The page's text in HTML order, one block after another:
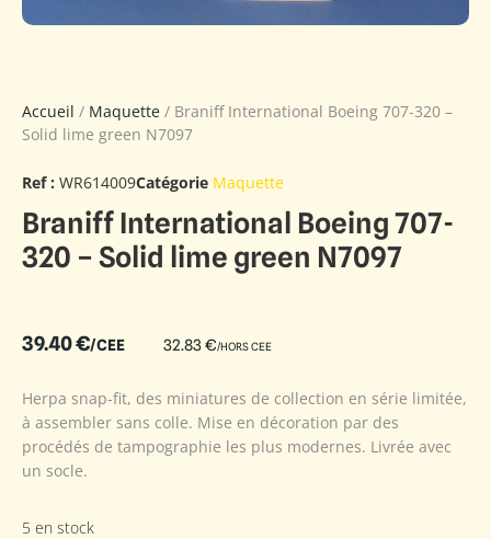
Accueil / Maquette / Braniff International Boeing 707-320 –
Solid lime green N7097
Ref : WR614009Catégorie Maquette
Braniff International Boeing 707-
320 – Solid lime green N7097
39.40€/CEE 32.83€/HORS CEE
Herpa snap-fit, des miniatures de collection en série limitée,
à assembler sans colle. Mise en décoration par des
procédés de tampographie les plus modernes. Livrée avec
un socle.
5 en stock